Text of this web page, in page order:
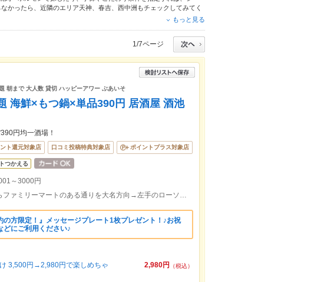
かったら、近隣のエリア天神 春吉 西中洲 もチェックしてみてく
や季節のおすすめ料理など、お
もっと見る
1/7ページ
朝まで 大人数 貸切 ハッピーアワー ぶあいそ
海鮮×もつ鍋×単品390円 居酒屋 酒池
円均一酒場！
ト還元対象店 口コミ投稿特典対象店 ポイントプラス対象店
つかえる
～3000円
【駅近】天神西通りからファミリーマートのある通りを大名方向→左手のローソンを左折→直進→100円パーク正面のビル5F
の方限定！』メッセージプレート1枚プレゼント！♪お祝
どにご利用ください♪
2,980円
（税込）
3,500円→2,980円で楽しめちゃ